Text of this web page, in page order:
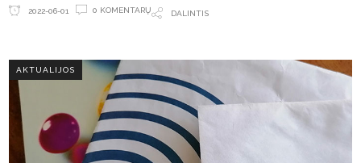
2022-06-01 0 KOMENTARŲ DALINTIS
AKTUALIJOS